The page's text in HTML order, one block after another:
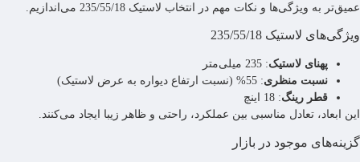
عمیق‌تر به ویژگی‌ها و نکات مهم در انتخاب لاستیک 235/55/18 می‌اندازیم.
ویژگی‌های لاستیک 235/55/18
پهنای لاستیک: 235 میلی‌متر
نسبت منظری: 55% (نسبت ارتفاع دیواره به عرض لاستیک)
قطر رینگ: 18 اینچ
این ابعاد، تعادل مناسبی بین عملکرد، راحتی و ظاهر زیبا ایجاد می‌کنند.
گزینه‌های موجود در بازار